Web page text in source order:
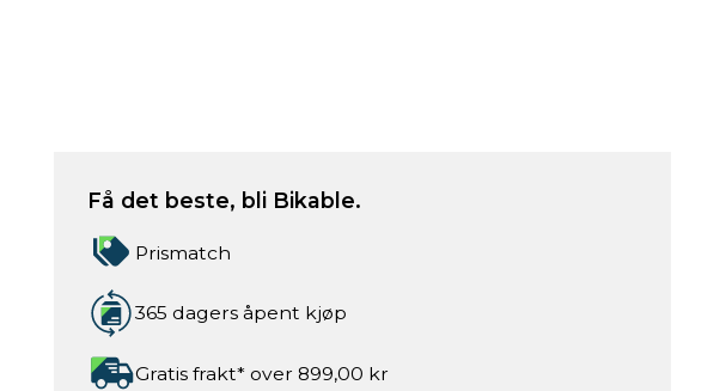
Få det beste, bli Bikable.
Prismatch
365 dagers åpent kjøp
Gratis frakt* over 899,00 kr